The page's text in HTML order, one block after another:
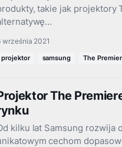
takie jak projektory
września 2021
projektor samsung The
The
kilku lat Samsung rozwija
cechom